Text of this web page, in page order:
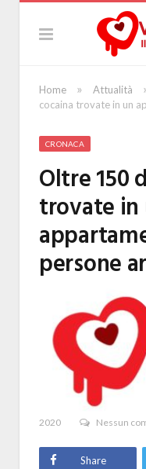
Home » Attualità
cocaina trovate in un
CRONACA
Oltre 150
trovate in
persone
2020 Nessun
Share